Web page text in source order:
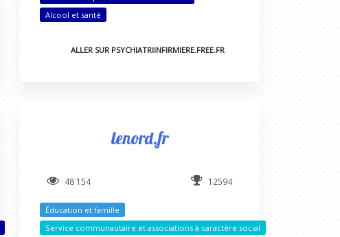
Alcool et santé
ALLER SUR PSYCHIATRIINFIRMIERE.FREE.FR
lenord.fr
48 154 12594
Éducation et famille
Service communautaire et associations à caractère social